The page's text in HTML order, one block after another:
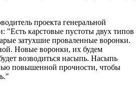
проекта генеральной
"Есть карстовые пустоты двух типов
затухшие проваленные воронки.
Новые воронки, их будем
возводиться насыпь. Насыпь
повышенной прочности, чтобы